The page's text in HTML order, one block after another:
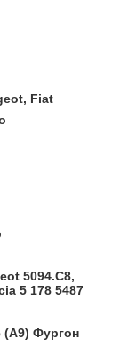
Fiat
5094.C8,
5 178 5487
(A9) Фургон